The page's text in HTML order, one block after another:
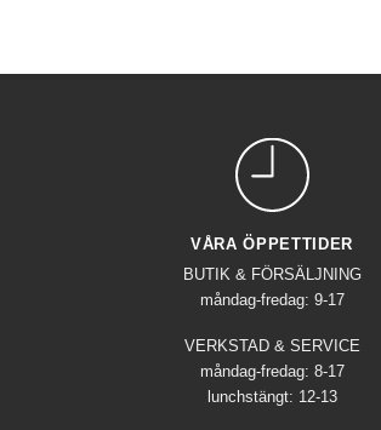
VÅRA ÖPPETTIDER
BUTIK & FÖRSÄLJNING
måndag-fredag: 9-17
VERKSTAD & SERVICE
måndag-fredag: 8-17
lunchstängt: 12-13